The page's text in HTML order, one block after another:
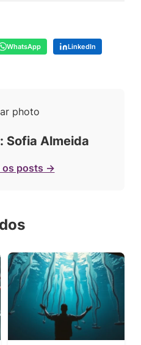
WhatsApp
LinkedIn
Sofia Almeida
os posts →